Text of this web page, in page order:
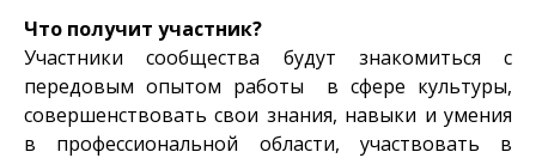
Что получит участник?
Участники сообщества будут знакомиться с
передовым опытом работы в сфере культуры,
совершенствовать свои знания, навыки и умения
в профессиональной области, участвовать в